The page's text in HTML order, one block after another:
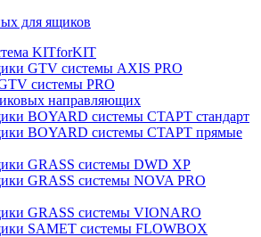
для ящиков
KITforKIT
GTV системы AXIS PRO
системы PRO
направляющих
BOYARD системы СТАРТ стандарт
BOYARD системы СТАРТ прямые
GRASS системы DWD XP
GRASS системы NOVA PRO
GRASS системы VIONARO
SAMET системы FLOWBOX